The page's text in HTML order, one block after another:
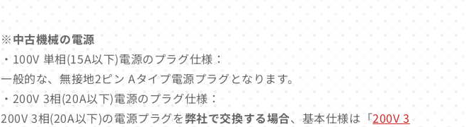
※中古機械の電源
・100V 単相(15A以下)電源のプラグ仕様：
一般的な、無接地2ピン Aタイプ電源プラグとなります。
・200V 3相(20A以下)電源のプラグ仕様：
200V 3相(20A以下)の電源プラグを弊社で交換する場合、基本仕様は「200V 3